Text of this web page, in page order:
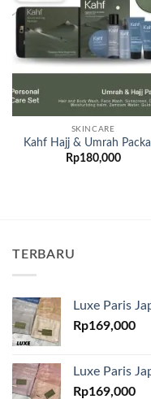
SKINCARE
Kahf Hajj & Umrah
Rp180,000
TERBARU
Luxe Paris
Rp169,000
Luxe Paris
Rp169,000